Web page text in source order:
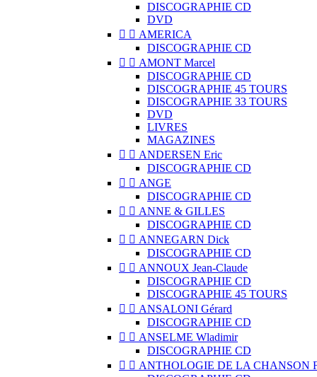
DISCOGRAPHIE CD
DVD
  AMERICA
DISCOGRAPHIE CD
  AMONT Marcel
DISCOGRAPHIE CD
DISCOGRAPHIE 45 TOURS
DISCOGRAPHIE 33 TOURS
DVD
LIVRES
MAGAZINES
  ANDERSEN Eric
DISCOGRAPHIE CD
  ANGE
DISCOGRAPHIE CD
  ANNE & GILLES
DISCOGRAPHIE CD
  ANNEGARN Dick
DISCOGRAPHIE CD
  ANNOUX Jean-Claude
DISCOGRAPHIE CD
DISCOGRAPHIE 45 TOURS
  ANSALONI Gérard
DISCOGRAPHIE CD
  ANSELME Wladimir
DISCOGRAPHIE CD
  ANTHOLOGIE DE LA CHANSON